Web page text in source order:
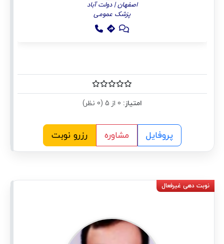
اصفهان | دولت آباد
پزشک عمومی
امتیاز:
پروفایل مشاوره رزرو نوبت